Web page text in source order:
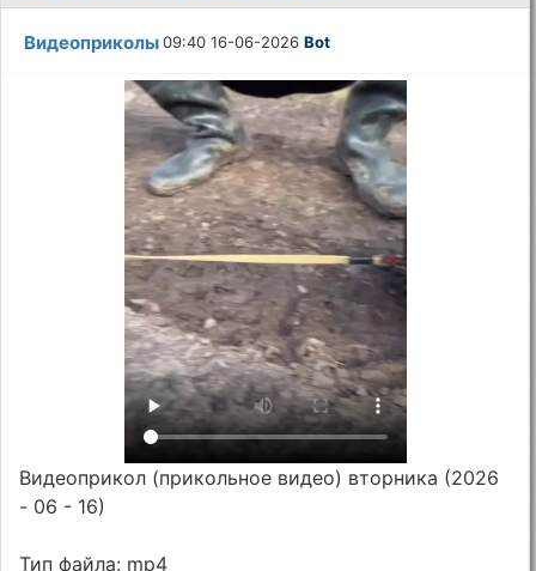
Видеоприколы09:40 16-06-2026Bot
Видеоприкол (прикольное видео) вторника (2026
- 06 - 16)
Тип файла: mp4